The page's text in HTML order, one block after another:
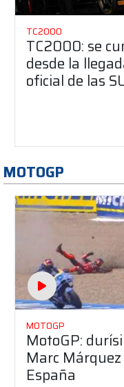
TC2000
TC2000: se
desde la
oficial de las
MOTOGP
MOTOGP
MotoGP:
Marc
España